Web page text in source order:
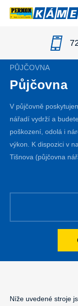
PŮJČOVNA
Půjčovna
V půjčovně
nářadí vydrží a
poškození, odolá i
výkon. K dispozici v
Tišnova (půjčovna
Níže uvedené stroje